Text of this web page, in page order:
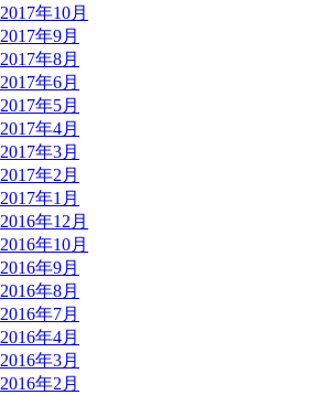
2017年10月
2017年9月
2017年8月
2017年6月
2017年5月
2017年4月
2017年3月
2017年2月
2017年1月
2016年12月
2016年10月
2016年9月
2016年8月
2016年7月
2016年4月
2016年3月
2016年2月